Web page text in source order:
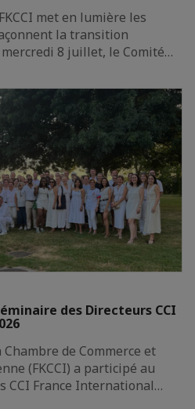
met en lumière les
la transition
8 juillet, le Comité…
des Directeurs CCI
de Commerce et
(FKCCI) a participé au
CCI France International…